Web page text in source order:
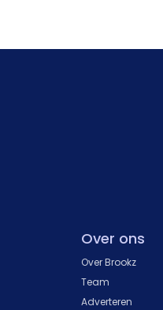
Over ons
Over Brookz
Team
Adverteren